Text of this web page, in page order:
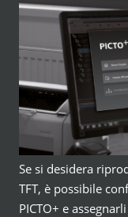
Se si desidera
TFT, è possibile
PICTO+ e